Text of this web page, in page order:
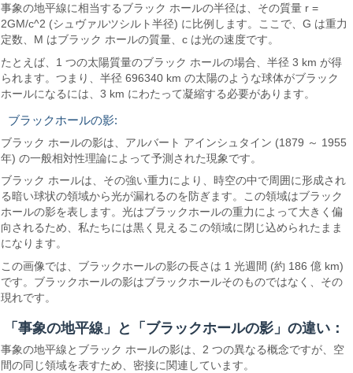
事象の地平線に相当するブラック ホールの半径は、その質量 r =
2GM/c^2 (シュヴァルツシルト半径) に比例します。ここで、G は重力
定数、M はブラック ホールの質量、c は光の速度です。
たとえば、1 つの太陽質量のブラック ホールの場合、半径 3 km が得
られます。つまり、半径 696340 km の太陽のような球体がブラック
ホールになるには、3 km にわたって凝縮する必要があります。
ブラックホールの影:
ブラック ホールの影は、アルバート アインシュタイン (1879 ～ 1955
年) の一般相対性理論によって予測された現象です。
ブラック ホールは、その強い重力により、時空の中で周囲に形成され
る暗い球状の領域から光が漏れるのを防ぎます。この領域はブラック
ホールの影を表します。光はブラックホールの重力によって大きく偏
向されるため、私たちには黒く見えるこの領域に閉じ込められたまま
になります。
この画像では、ブラックホールの影の長さは 1 光週間 (約 186 億 km)
です。ブラックホールの影はブラックホールそのものではなく、その
現れです。
「事象の地平線」と「ブラックホールの影」の違い：
事象の地平線とブラック ホールの影は、2 つの異なる概念ですが、空
間の同じ領域を表すため、密接に関連しています。